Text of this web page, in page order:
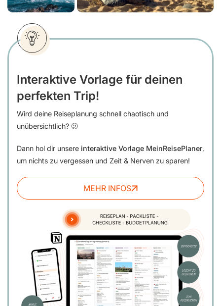
Interaktive Vorlage für deinen
perfekten Trip!
Wird deine Reiseplanung schnell chaotisch und
unübersichtlich? 🫤
Dann hol dir unsere interaktive Vorlage MeinReisePlaner,
um nichts zu vergessen und Zeit & Nerven zu sparen!
MEHR INFOS